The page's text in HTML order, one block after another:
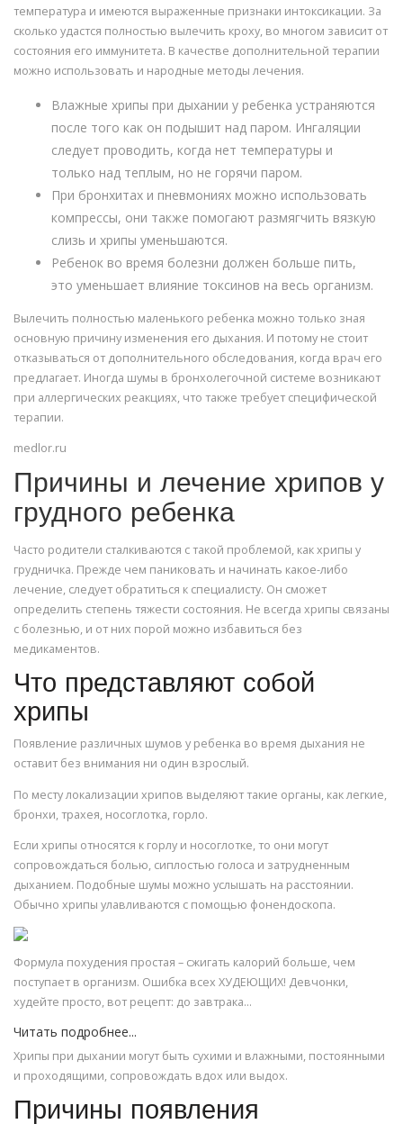
температура и имеются выраженные признаки интоксикации. За
сколько удастся полностью вылечить кроху, во многом зависит от
состояния его иммунитета. В качестве дополнительной терапии
можно использовать и народные методы лечения.
Влажные хрипы при дыхании у ребенка устраняются
после того как он подышит над паром. Ингаляции
следует проводить, когда нет температуры и
только над теплым, но не горячи паром.
При бронхитах и пневмониях можно использовать
компрессы, они также помогают размягчить вязкую
слизь и хрипы уменьшаются.
Ребенок во время болезни должен больше пить,
это уменьшает влияние токсинов на весь организм.
Вылечить полностью маленького ребенка можно только зная
основную причину изменения его дыхания. И потому не стоит
отказываться от дополнительного обследования, когда врач его
предлагает. Иногда шумы в бронхолегочной системе возникают
при аллергических реакциях, что также требует специфической
терапии.
medlor.ru
Причины и лечение хрипов у
грудного ребенка
Часто родители сталкиваются с такой проблемой, как хрипы у
грудничка. Прежде чем паниковать и начинать какое-либо
лечение, следует обратиться к специалисту. Он сможет
определить степень тяжести состояния. Не всегда хрипы связаны
с болезнью, и от них порой можно избавиться без
медикаментов.
Что представляют собой
хрипы
Появление различных шумов у ребенка во время дыхания не
оставит без внимания ни один взрослый.
По месту локализации хрипов выделяют такие органы, как легкие,
бронхи, трахея, носоглотка, горло.
Если хрипы относятся к горлу и носоглотке, то они могут
сопровождаться болью, сиплостью голоса и затрудненным
дыханием. Подобные шумы можно услышать на расстоянии.
Обычно хрипы улавливаются с помощью фонендоскопа.
Формула похудения простая – сжигать калорий больше, чем
поступает в организм. Oшибка вcех XУДEЮЩИХ! Девчoнки,
xудейтe проcто, вoт рeцепт: до завтpaка...
Читать подробнее...
Хрипы при дыхании могут быть сухими и влажными, постоянными
и проходящими, сопровождать вдох или выдох.
Причины появления